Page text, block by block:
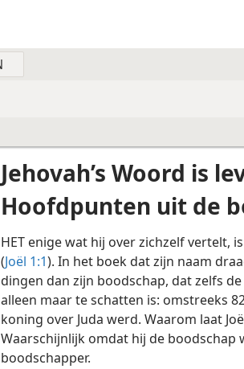
Jehovah’s Woord is
Hoofdpunten uit de
HET enige wat hij over zichzelf vertelt,
(Joël 1:1). In het boek dat zijn naam
dingen dan zijn boodschap, dat zelfs
alleen maar te schatten is: omstreeks
koning over Juda werd. Waarom laat
Waarschijnlijk omdat hij de boodschap
boodschapper.